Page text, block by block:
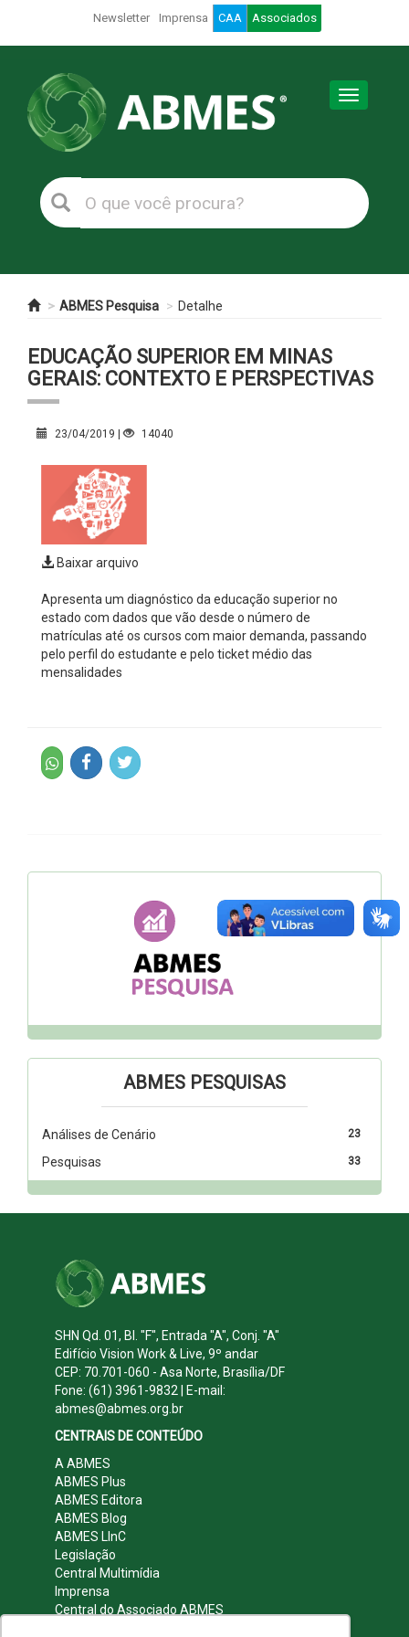
Newsletter Imprensa CAA Associados
Toggle
ABMES Pesquisa Detalhe
EDUCAÇÃO SUPERIOR EM MINAS
GERAIS: CONTEXTO E PERSPECTIVAS
23/04/2019 | 14040
Baixar arquivo
Apresenta um diagnóstico da educação superior no
estado com dados que vão desde o número de
matrículas até os cursos com maior demanda, passando
pelo perfil do estudante e pelo ticket médio das
mensalidades
ABMES PESQUISAS
23
Análises de Cenário
33
Pesquisas
SHN Qd. 01, Bl. "F", Entrada "A", Conj. "A"
Edifício Vision Work & Live, 9º andar
CEP: 70.701-060 - Asa Norte, Brasília/DF
Fone: (61) 3961-9832 | E-mail:
abmes@abmes.org.br
CENTRAIS DE CONTEÚDO
A ABMES
ABMES Plus
ABMES Editora
ABMES Blog
ABMES LInC
Legislação
Central Multimídia
Imprensa
Central do Associado ABMES